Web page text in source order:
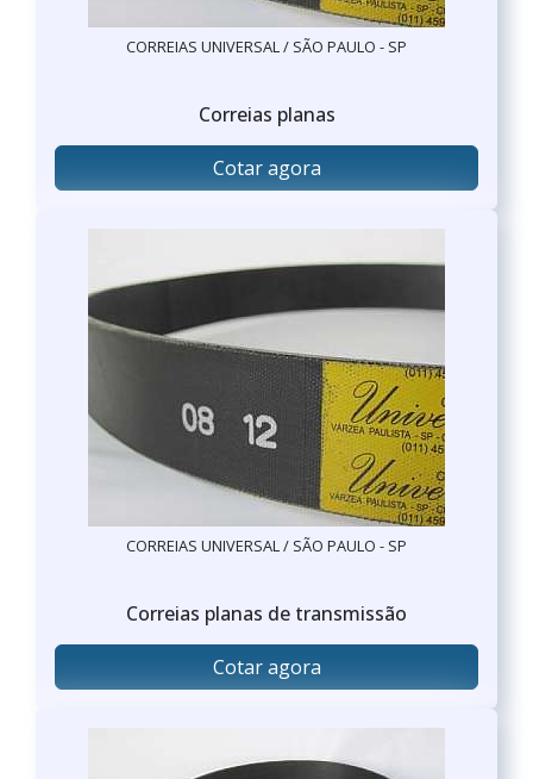
CORREIAS UNIVERSAL / SÃO PAULO - SP
Correias planas
Cotar agora
CORREIAS UNIVERSAL / SÃO PAULO - SP
Correias planas de transmissão
Cotar agora